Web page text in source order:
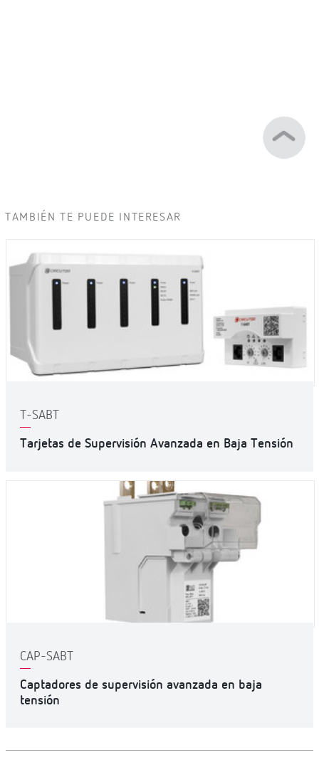
TAMBIÉN TE PUEDE INTERESAR
T-SABT
Tarjetas de Supervisión Avanzada en Baja Tensión
CAP-SABT
Captadores de supervisión avanzada en baja
tensión